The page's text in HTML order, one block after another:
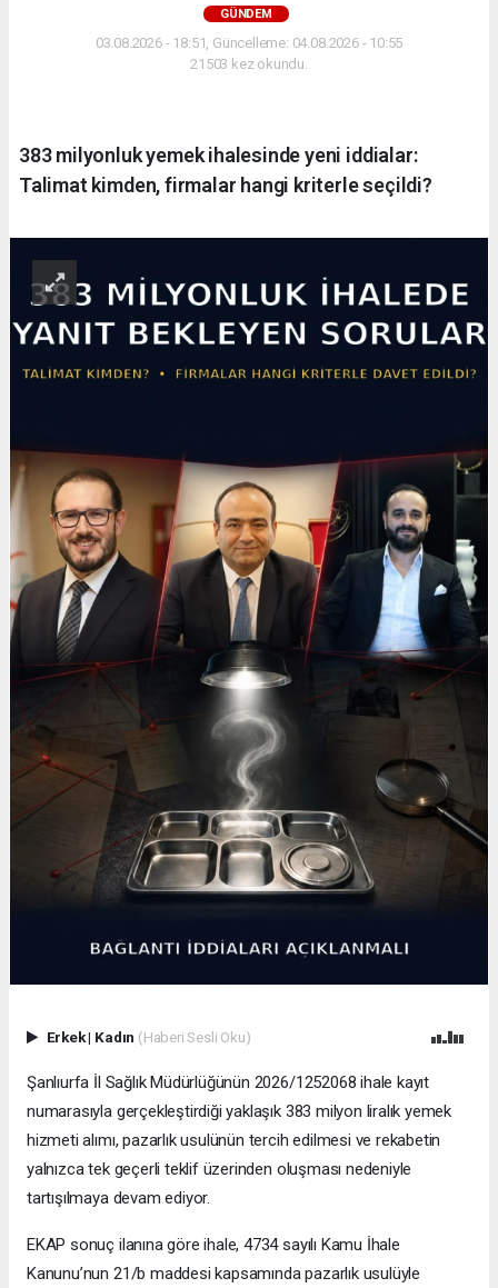
GÜNDEM
03.08.2026 - 18:51, Güncelleme: 04.08.2026 - 10:55
21503 kez okundu.
383 milyonluk yemek ihalesinde yeni iddialar:
Talimat kimden, firmalar hangi kriterle seçildi?
Erkek| Kadın (Haberi Sesli Oku)
Şanlıurfa İl Sağlık Müdürlüğünün 2026/1252068 ihale kayıt
numarasıyla gerçekleştirdiği yaklaşık 383 milyon liralık yemek
hizmeti alımı, pazarlık usulünün tercih edilmesi ve rekabetin
yalnızca tek geçerli teklif üzerinden oluşması nedeniyle
tartışılmaya devam ediyor.
EKAP sonuç ilanına göre ihale, 4734 sayılı Kamu İhale
Kanunu’nun 21/b maddesi kapsamında pazarlık usulüyle